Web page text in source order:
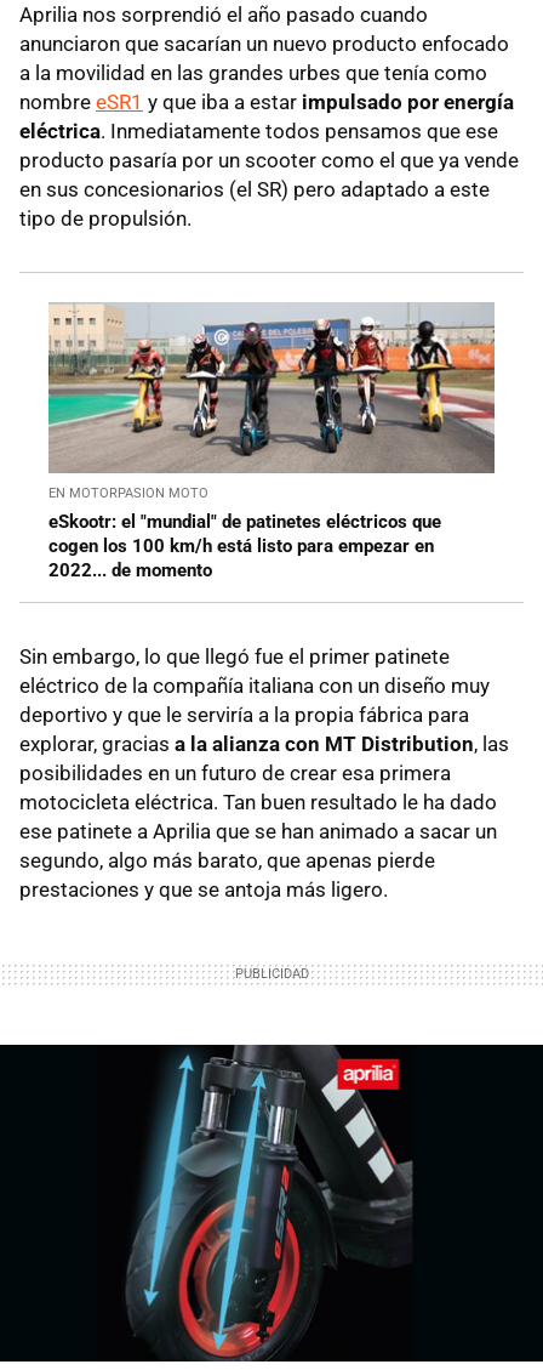
Aprilia nos sorprendió el año pasado cuando
anunciaron que sacarían un nuevo producto enfocado
a la movilidad en las grandes urbes que tenía como
nombre eSR1 y que iba a estar impulsado por energía
eléctrica. Inmediatamente todos pensamos que ese
producto pasaría por un scooter como el que ya vende
en sus concesionarios (el SR) pero adaptado a este
tipo de propulsión.
EN MOTORPASION MOTO
eSkootr: el "mundial" de patinetes eléctricos que
cogen los 100 km/h está listo para empezar en
2022... de momento
Sin embargo, lo que llegó fue el primer patinete
eléctrico de la compañía italiana con un diseño muy
deportivo y que le serviría a la propia fábrica para
explorar, gracias a la alianza con MT Distribution, las
posibilidades en un futuro de crear esa primera
motocicleta eléctrica. Tan buen resultado le ha dado
ese patinete a Aprilia que se han animado a sacar un
segundo, algo más barato, que apenas pierde
prestaciones y que se antoja más ligero.